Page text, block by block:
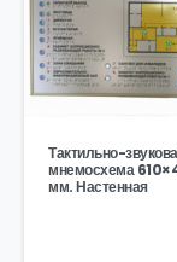
Тактильно-
мнемосхема
мм. Настенная